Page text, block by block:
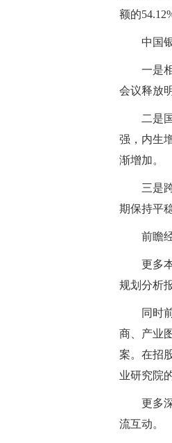
额的
中国
一是
会议释放
二是
强，内生
渐增加。
三是
期保持平
前瞻
更多
规划分析
同时
商、产业
案。在招
业研究院
更多
流互动。